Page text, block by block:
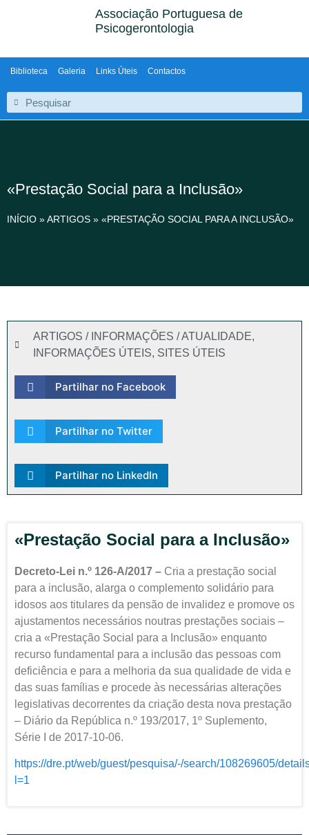
Associação Portuguesa de
Psicogerontologia
Biblioteca Galeria Links Úteis Contactos
«Prestação Social para a Inclusão»
INÍCIO »ARTIGOS » «PRESTAÇÃO SOCIAL PARA A INCLUSÃO»
ARTIGOS / INFORMAÇÕES / ATUALIDADE,
INFORMAÇÕES ÚTEIS, SITES ÚTEIS
Partilhar no Facebook
Partilhar no Twitter
Partilhar no LinkedIn
«Prestação Social para a Inclusão»
Decreto-Lei n.º 126-A/2017 – Cria a prestação social
para a inclusão, alarga o complemento solidário para
idosos aos titulares da pensão de invalidez e promove os
ajustamentos necessários noutras prestações sociais –
cria a «Prestação Social para a Inclusão» enquanto
recurso fundamental para a inclusão das pessoas com
deficiência e para a melhoria da sua qualidade de vida e
das suas famílias e procede às necessárias alterações
legislativas decorrentes da criação desta nova prestação
– Diário da República n.º 193/2017, 1º Suplemento,
Série I de 2017-10-06.
https://dre.pt/web/guest/pesquisa/-/search/108269605/
l=1